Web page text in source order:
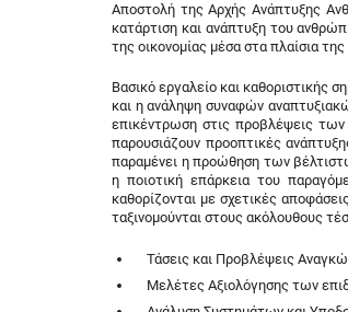
Αποστολή της Αρχής Ανάπτυξης
κατάρτιση και ανάπτυξη του
της οικονομίας μέσα στα πλαίσια
Βασικό εργαλείο και
και η ανάληψη συναφών
επικέντρωση στις προβλέψεις των
παρουσιάζουν προοπτικές
παραμένει η προώθηση των
η ποιοτική επάρκεια του
καθορίζονται με σχετικές
ταξινομούνται στους ακόλουθους
Τάσεις και Προβλέψεις
Μελέτες Αξιολόγησης των